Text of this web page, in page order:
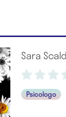
Sara
Psicologo